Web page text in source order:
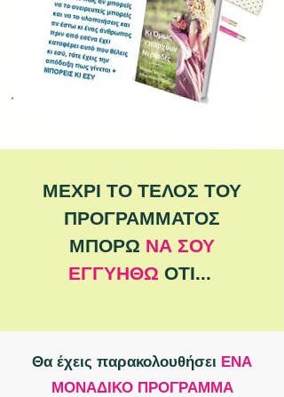
ΜΕΧΡΙ ΤΟ ΤΕΛΟΣ ΤΟΥ
ΠΡΟΓΡΑΜΜΑΤΟΣ
ΜΠΟΡΩ ΝΑ ΣΟΥ
ΕΓΓΥΗΘΩ ΟΤΙ...
Θα έχεις παρακολουθήσει ΕΝΑ
ΜΟΝΑΔΙΚΟ ΠΡΟΓΡΑΜΜΑ